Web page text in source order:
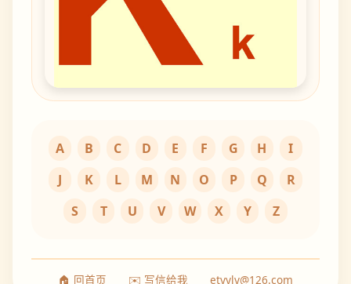
A B C D E F G H
I
J
K L M N O P Q
R
S
T U V W X Y Z
🏠 回首页 ✉️ 写信给我 etyyly@126.com